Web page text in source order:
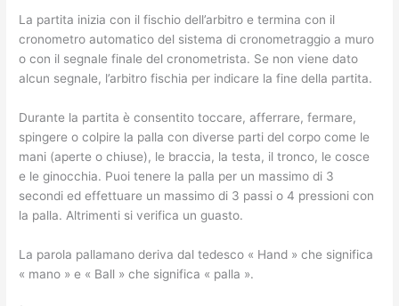
La partita inizia con il fischio dell’arbitro e termina con il
cronometro automatico del sistema di cronometraggio a muro
o con il segnale finale del cronometrista. Se non viene dato
alcun segnale, l’arbitro fischia per indicare la fine della partita.
Durante la partita è consentito toccare, afferrare, fermare,
spingere o colpire la palla con diverse parti del corpo come le
mani (aperte o chiuse), le braccia, la testa, il tronco, le cosce
e le ginocchia. Puoi tenere la palla per un massimo di 3
secondi ed effettuare un massimo di 3 passi o 4 pressioni con
la palla. Altrimenti si verifica un guasto.
La parola pallamano deriva dal tedesco « Hand » che significa
« mano » e « Ball » che significa « palla ».